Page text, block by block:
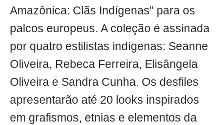
Amazônica: Clãs Indígenas" para os
palcos europeus. A coleção é assinada
por quatro estilistas indígenas: Seanne
Oliveira, Rebeca Ferreira, Elisângela
Oliveira e Sandra Cunha. Os desfiles
apresentarão até 20 looks inspirados
em grafismos, etnias e elementos da